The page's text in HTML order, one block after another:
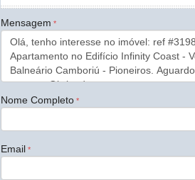
Mensagem
Nome Completo
Email